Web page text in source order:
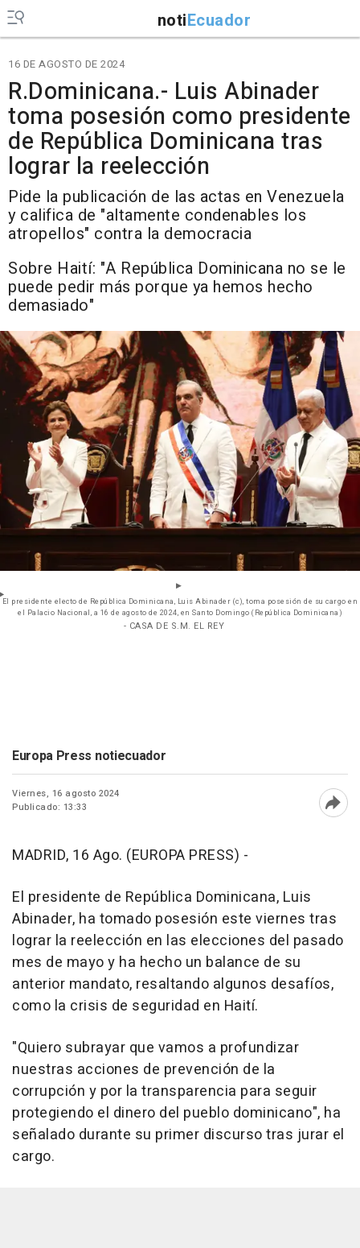
notiEcuador
16 DE AGOSTO DE 2024
R.Dominicana.- Luis Abinader
toma posesión como presidente
de República Dominicana tras
lograr la reelección
Pide la publicación de las actas en Venezuela
y califica de "altamente condenables los
atropellos" contra la democracia
Sobre Haití: "A República Dominicana no se le
puede pedir más porque ya hemos hecho
demasiado"
El presidente electo de República Dominicana, Luis Abinader (c), toma posesión de su cargo en
el Palacio Nacional, a 16 de agosto de 2024, en Santo Domingo (República Dominicana)
- CASA DE S.M. EL REY
Europa Press notiecuador
Viernes, 16 agosto 2024
Publicado: 13:33
MADRID, 16 Ago. (EUROPA PRESS) -
El presidente de República Dominicana, Luis
Abinader, ha tomado posesión este viernes tras
lograr la reelección en las elecciones del pasado
mes de mayo y ha hecho un balance de su
anterior mandato, resaltando algunos desafíos,
como la crisis de seguridad en Haití.
"Quiero subrayar que vamos a profundizar
nuestras acciones de prevención de la
corrupción y por la transparencia para seguir
protegiendo el dinero del pueblo dominicano", ha
señalado durante su primer discurso tras jurar el
cargo.